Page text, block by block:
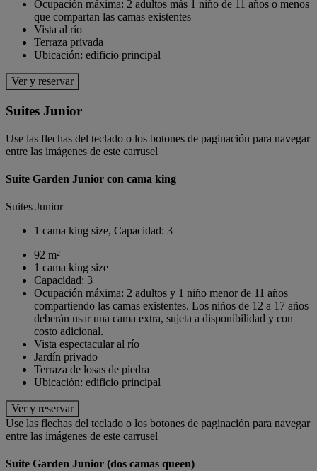
Ocupación máxima: 2 adultos más 1 niño de 11 años o menos
que compartan las camas existentes
Vista al río
Terraza privada
Ubicación: edificio principal
Ver y reservar
Suites Junior
Use las flechas del teclado o los botones de paginación para navegar
entre las imágenes de este carrusel
Suite Garden Junior con cama king
Suites Junior
1 cama king size, Capacidad: 3
92 m²
1 cama king size
Capacidad: 3
Ocupación máxima: 2 adultos y 1 niño menor de 11 años
compartiendo las camas existentes. Los niños de 12 a 17 años
deberán usar una cama extra, sujeta a disponibilidad y con
costo adicional.
Vista espectacular al río
Jardín privado
Terraza de losas de piedra
Ubicación: edificio principal
Ver y reservar
Use las flechas del teclado o los botones de paginación para navegar
entre las imágenes de este carrusel
Suite Garden Junior (dos camas queen)